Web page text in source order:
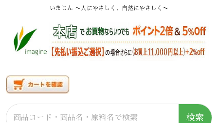
いまじん 〜人にやさしく、自然にやさしく〜
検索